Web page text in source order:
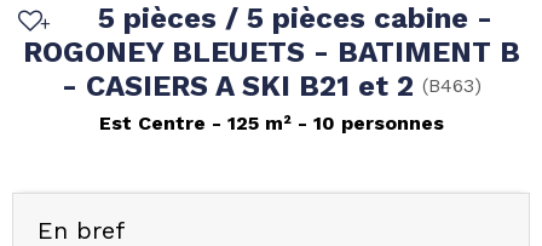
5 pièces / 5 pièces cabine -
ROGONEY BLEUETS - BATIMENT B
- CASIERS A SKI B21 et 2 (B463)
Est Centre
125 m² 10 personnes
En bref